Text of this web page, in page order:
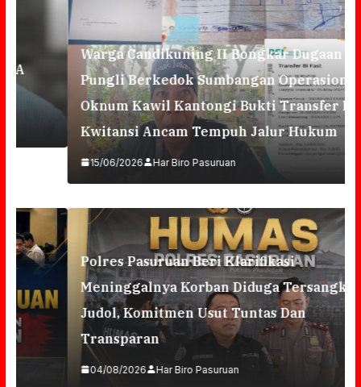
Warga Candikuning II Bongkar Dugaan
Pungli Berkedok Sumbangan Operasional
Oknum Kawil Kantongi Bukti Transfer Dan
Kwitansi Ancam Tempuh Jalur Hukum
15/06/2026 Har Biro Pasuruan
Polres Pasuruan Beri Klarifikasi
Meninggalnya Korban Diduga Tersangka
Judol, Komitmen Usut Tuntas Dan
Transparan
04/08/2026 Har Biro Pasuruan